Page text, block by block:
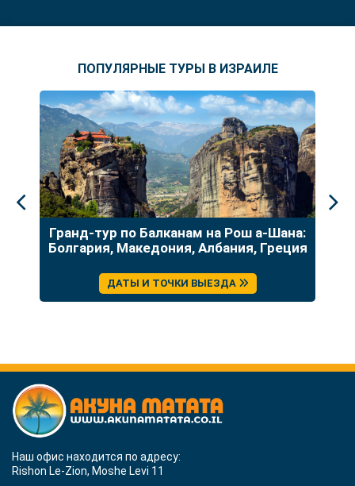
ПОПУЛЯРНЫЕ ТУРЫ В ИЗРАИЛЕ
Гранд-тур по Балканам на Рош а-Шана:
Болгария, Македония, Албания, Греция
ДАТЫ И ТОЧКИ ВЫЕЗДА
Наш офис находится по адресу:
Rishon Le-Zion, Moshe Levi 11